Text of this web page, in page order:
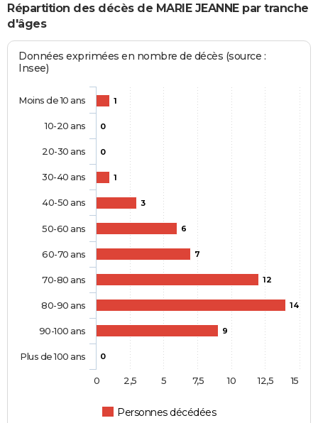
Répartition des décès de MARIE JEANNE par tranche
d'âges
Données exprimées en nombre de décès (source :
Insee)
1
0
0
1
3
6
7
12
14
9
0
Personnes décédées
Moins de 10 ans
10-20 ans
20-30 ans
30-40 ans
40-50 ans
50-60 ans
60-70 ans
70-80 ans
80-90 ans
90-100 ans
Plus de 100 ans
0 2,5 5 7,5 10 12,5 15